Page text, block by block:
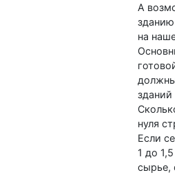
А
на
нуля
Если
1 до
сырье,